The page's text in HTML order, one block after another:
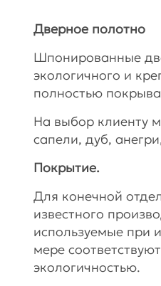
Дверное полотно
Шпонированные
экологичного и
полностью
На выбор клиенту
сапели, дуб,
Покрытие.
Для конечной
известного
используемые при
мере
экологичностью.